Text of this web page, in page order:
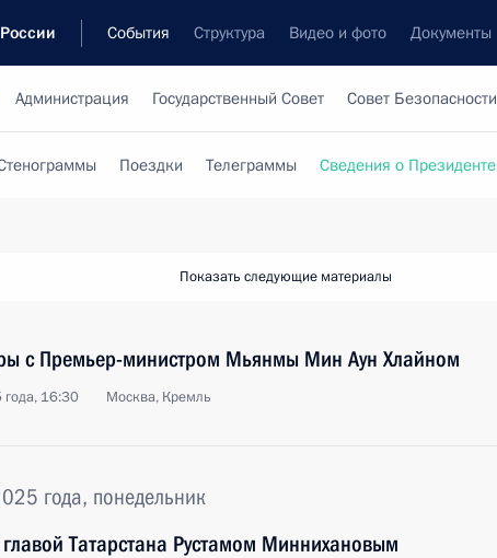
События Структура Видео и фото Документы
Администрация Государственный Совет Совет Безопасности
Поездки Телеграммы Сведения о Президенте
Показать следующие материалы
с Премьер-министром Мьянмы Мин Аун Хлайном
16:30 Москва, Кремль
года, понедельник
главой Татарстана Рустамом Миннихановым